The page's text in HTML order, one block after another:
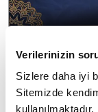
Verilerinizin
Sizlere daha iyi
Sitemizde
Ekrem
Namaz
"el Camiu's